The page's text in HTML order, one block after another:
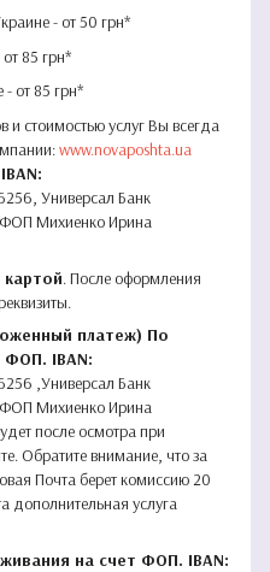
- от 50 грн*
85 грн*
от 85 грн*
стоимостью услуг Вы всегда
www.novaposhta.ua
Универсал Банк
Михиенко Ирина
. После оформления
платеж) По
ФОП. IBAN:
,Универсал Банк
Михиенко Ирина
после осмотра при
Обратите внимание, что за
Почта берет комиссию 20
дополнительная услуга
на счет ФОП. IBAN: